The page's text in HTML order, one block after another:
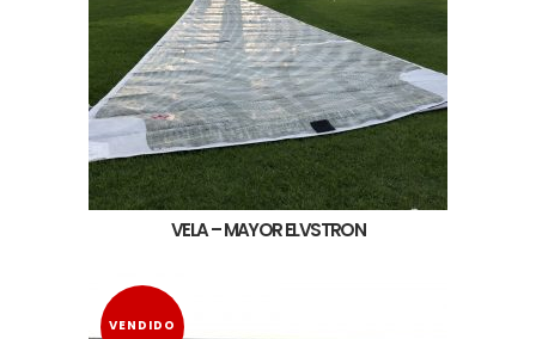
VELA – MAYOR ELVSTRON
VENDIDO